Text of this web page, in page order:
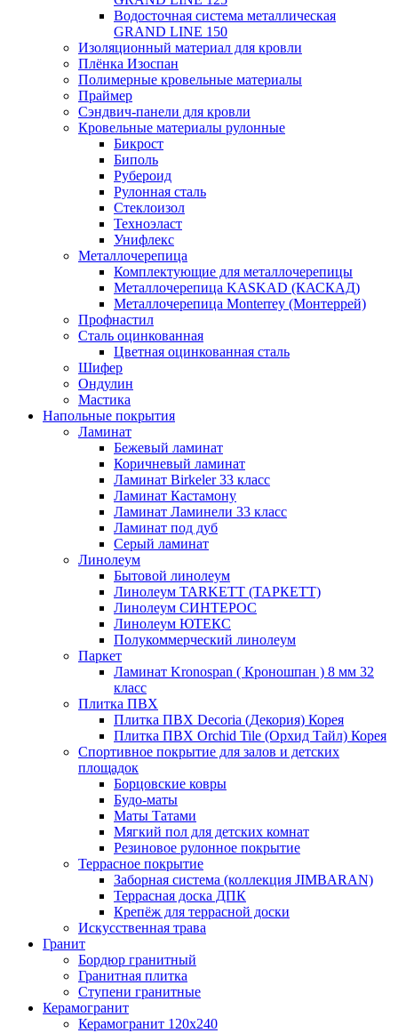
Водосточная система металлическая
GRAND LINE 150
Изоляционный материал для кровли
Плёнка Изоспан
Полимерные кровельные материалы
Праймер
Сэндвич-панели для кровли
Кровельные материалы рулонные
Бикрост
Биполь
Рубероид
Рулонная сталь
Стеклоизол
Техноэласт
Унифлекс
Металлочерепица
Комплектующие для металлочерепицы
Металлочерепица KASKAD (КАСКАД)
Металлочерепица Monterrey (Монтеррей)
Профнастил
Сталь оцинкованная
Цветная оцинкованная сталь
Шифер
Ондулин
Мастика
Напольные покрытия
Ламинат
Бежевый ламинат
Коричневый ламинат
Ламинат Birkeler 33 класс
Ламинат Кастамону
Ламинат Ламинели 33 класс
Ламинат под дуб
Серый ламинат
Линолеум
Бытовой линолеум
Линолеум TARKETT (ТАРКЕТТ)
Линолеум СИНТЕРОС
Линолеум ЮТЕКС
Полукоммерческий линолеум
Паркет
Ламинат Kronospan ( Кроношпан ) 8 мм 32
класс
Плитка ПВХ
Плитка ПВХ Decoria (Декория) Корея
Плитка ПВХ Orchid Tile (Орхид Тайл) Корея
Спортивное покрытие для залов и детских
площадок
Борцовские ковры
Будо-маты
Маты Татами
Мягкий пол для детских комнат
Резиновое рулонное покрытие
Террасное покрытие
Заборная система (коллекция JIMBARAN)
Террасная доска ДПК
Крепёж для террасной доски
Искусственная трава
Гранит
Бордюр гранитный
Гранитная плитка
Ступени гранитные
Керамогранит
Керамогранит 120х240